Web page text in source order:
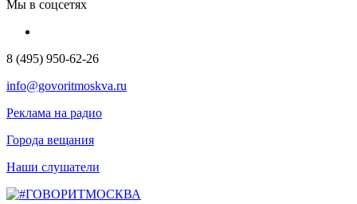
Мы в соцсетях
8 (495) 950-62-26
info@govoritmoskva.ru
Реклама на радио
Города вещания
Наши слушатели